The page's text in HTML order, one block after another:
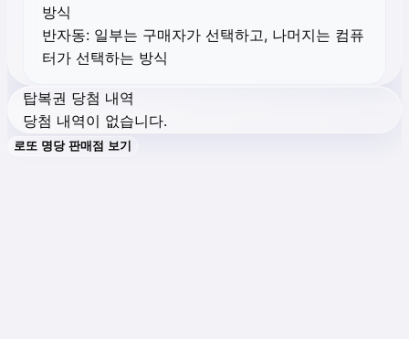
방식
반자동: 일부는 구매자가 선택하고, 나머지는 컴퓨
터가 선택하는 방식
탑복권 당첨 내역
당첨 내역이 없습니다.
로또 명당 판매점 보기